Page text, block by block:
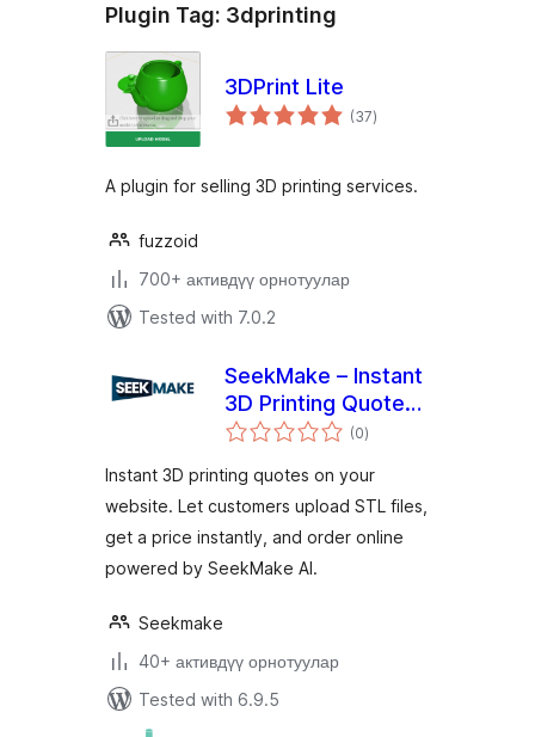
Plugin Tag: 3dprinting
3DPrint Lite
(37total
ratings
)
A plugin for selling 3D printing services.
fuzzoid
700+ активдүү орнотуулар
Tested with 7.0.2
SeekMake – Instant
3D Printing Quote
Plugin on your
(0total
ratings
)
Instant 3D printing quotes on your
website. Let customers upload STL files,
get a price instantly, and order online
powered by SeekMake AI.
Seekmake
40+ активдүү орнотуулар
Tested with 6.9.5